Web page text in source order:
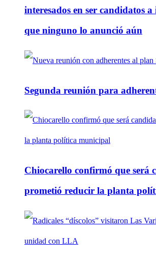
interesados en ser candidatos
que ninguno lo anunció aún
Segunda reunión para
Chiocarello confirmó que será
prometió reducir la planta